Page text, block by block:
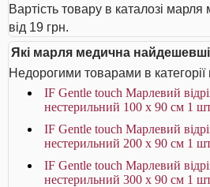
Вартість товару в каталозі
від 19 грн.
Які марля медична
Недорогими товарами в
IF Gentle touch Марлевий
нестерильний 100 х 90 см 1
IF Gentle touch Марлевий
нестерильний 200 х 90 см 1
IF Gentle touch Марлевий
нестерильний 300 х 90 см 1